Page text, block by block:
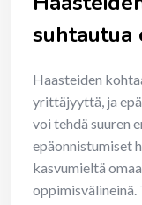
suhtautua
Haasteiden
yrittäjyyttä, ja
voi tehdä suuren
epäonnistumiset
kasvumieltä
oppimisvälineinä.